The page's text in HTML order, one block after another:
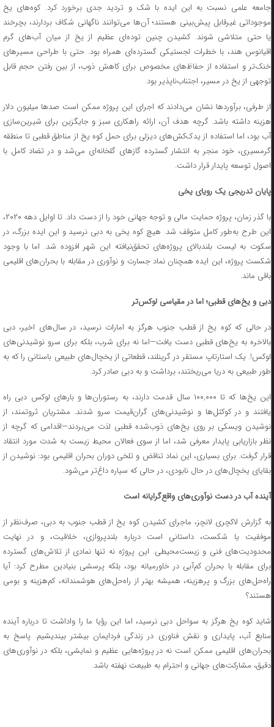
جامعه علمی نسبت به این ایده با شک و تردید جدی برخورد کرد. کوه‌های یخ
موجوداتی غیرقابل پیش‌بینی هستند؛ آن‌ها می‌توانند ناگهانی شکاف بردارند، بچرخند
یا حتی متلاشی شوند. کشیدن چنین توده‌ای عظیم از یخ از میان آب‌های گرم
اقیانوس هند، با خطرات لجستیکی گسترده‌ای همراه بود. حتی با طراحی مسیرهای
خنک‌تر و استفاده از حفاظ‌های مخصوص برای کاهش ذوب، از بین رفتن حجم قابل
توجهی از یخ در مسیر، اجتناب‌ناپذیر بود.
از طرفی، برآوردها نشان می‌دادند که اجرای این پروژه ممکن است صدها میلیون دلار
هزینه داشته باشد. گرچه هدف آن، ارائه راهکاری سبز و جایگزین برای شیرین‌سازی
آب بود، اما استفاده از یدک‌کش‌های دیزلی برای حمل کوه یخ از مناطق قطبی تا منطقه
گرمسیری، خود منجر به انتشار گسترده گازهای گلخانه‌ای می‌شد و در تضاد کامل با
اصول توسعه پایدار قرار داشت.
پایان تدریجی یک رویای یخی
با گذر زمان، پروژه حمایت مالی و توجه جهانی خود را از دست داد. تا اوایل دهه ۲۰۲۰،
این طرح به‌طور کامل متوقف شد. هیچ کوه یخی به دبی نرسید و این ایده بزرگ، در
سکوت به لیست بلندبالای پروژه‌های تحقق‌نیافته این شهر افزوده شد. اما با وجود
شکست پروژه، این ایده همچنان نماد جسارت و نوآوری در مقابله با بحران‌های اقلیمی
باقی ماند.
دبی و یخ‌های قطبی؛ اما در مقیاسی لوکس‌تر
در حالی که کوه یخ از قطب جنوب هرگز به امارات نرسید، در سال‌های اخیر، دبی
بالاخره به یخ‌های قطبی دست یافت—اما نه برای شرب، بلکه برای سرو نوشیدنی‌های
لوکس!. یک استارتاپ مستقر در گرینلند، قطعاتی از یخچال‌های طبیعی باستانی را که به
طور طبیعی به دریا می‌ریختند، برداشت و به دبی صادر کرد.
این یخ‌ها که تا ۱۰۰,۰۰۰ سال قدمت دارند، به رستوران‌ها و بارهای لوکس دبی راه
یافتند و در کوکتل‌ها و نوشیدنی‌های گران‌قیمت سرو شدند. مشتریان ثروتمند، از
نوشیدن ویسکی بر روی یخ‌های ذوب‌شده قطبی لذت می‌بردند—اقدامی که گرچه از
نظر بازاریابی پایدار معرفی شد، اما از سوی فعالان محیط زیست به شدت مورد انتقاد
قرار گرفت. برای بسیاری، این نماد تناقض و تلخی دوران بحران اقلیمی بود: نوشیدن از
بقایای یخچال‌های در حال نابودی، در حالی که سیاره داغ‌تر می‌شود.
آینده آب در دست نوآوری‌های واقع‌گرایانه است
به گزارش لاکچری لانچز، ماجرای کشیدن کوه یخ از قطب جنوب به دبی، صرف‌نظر از
موفقیت یا شکست، داستانی است درباره بلندپروازی، خلاقیت، و در نهایت
محدودیت‌های فنی و زیست‌محیطی. این پروژه نه تنها نمادی از تلاش‌های گسترده
برای مقابله با بحران کم‌آبی در خاورمیانه بود، بلکه پرسشی بنیادین مطرح کرد: آیا
راه‌حل‌های بزرگ و پرهزینه، همیشه بهتر از راه‌حل‌های هوشمندانه، کم‌هزینه و بومی
هستند؟
شاید کوه یخ هرگز به سواحل دبی نرسید، اما این رؤیا ما را واداشت تا درباره آینده
منابع آب، پایداری و نقش فناوری در زندگی فردایمان بیشتر بیندیشیم. پاسخ به
بحران‌های اقلیمی ممکن است نه در پروژه‌هایی عظیم و نمایشی، بلکه در نوآوری‌های
دقیق، مشارکت‌های جهانی و احترام به طبیعت نهفته باشد.